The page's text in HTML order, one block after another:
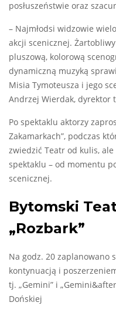
posłuszeństwie oraz
– Najmłodsi widzowie
akcji scenicznej.
pluszową, kolorową
dynamiczną muzyką
Misia Tymoteusza i jego
Andrzej Wierdak, dyrektor
Po spektaklu aktorzy
Zakamarkach”, podczas
zwiedzić Teatr od kulis,
spektaklu – od momentu
scenicznej.
Bytomski
„Rozbark”
Na godz. 20 zaplanowano
kontynuacją i
tj. „Gemini” i
Dońskiej